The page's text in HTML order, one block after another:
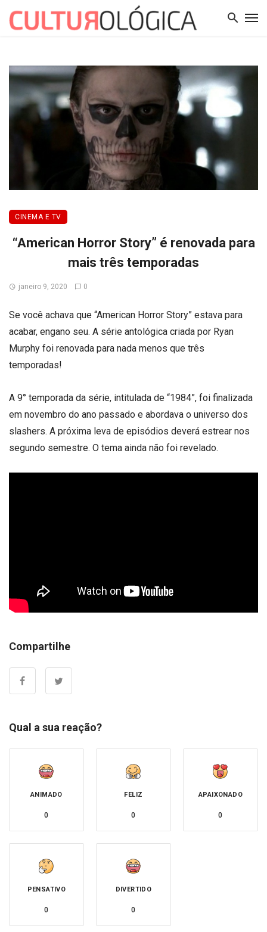
CINEMA E TV
“American Horror Story” é renovada para
mais três temporadas
janeiro 9, 2020 0
Se você achava que “American Horror Story” estava para
acabar, engano seu. A série antológica criada por Ryan
Murphy foi renovada para nada menos que três
temporadas!
A 9° temporada da série, intitulada de “1984”, foi finalizada
em novembro do ano passado e abordava o universo dos
slashers. A próxima leva de episódios deverá estrear nos
segundo semestre. O tema ainda não foi revelado.
Compartilhe
Qual a sua reação?
ANIMADO
0
FELIZ
0
APAIXONADO
0
PENSATIVO
0
DIVERTIDO
0